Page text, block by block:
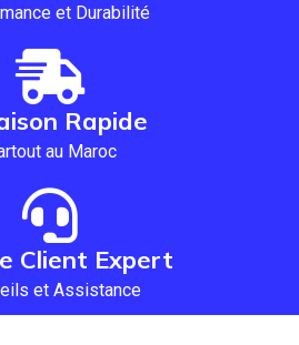
et Durabilité
Rapide
au Maroc
Client Expert
et Assistance